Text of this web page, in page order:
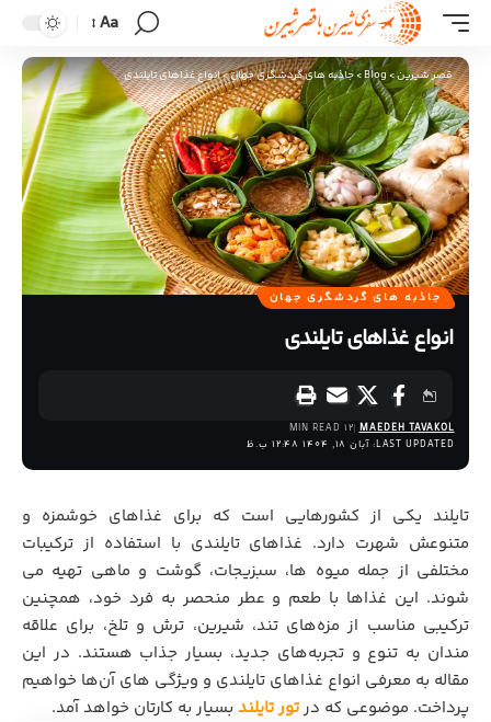
Aa
قصر شیرین>
Blog
>جاذبه های گردشگری جهان>انواع غذاهای تایلندی
جاذبه های گردشگری جهان
انواع غذاهای تایلندی
LAST UPDATED: آبان 18, 1404 12:48 ب.ظ
MAEDEH TAVAKOL
12 MIN READ
تایلند یکی از کشورهایی است که برای غذاهای خوشمزه و
متنوعش شهرت دارد. غذاهای تایلندی با استفاده از ترکیبات
مختلفی از جمله میوه ها، سبزیجات، گوشت و ماهی تهیه می‌
شوند. این غذاها با طعم و عطر منحصر به فرد خود، همچنین
ترکیبی مناسب از مزه‌های تند، شیرین، ترش و تلخ، برای علاقه
مندان به تنوع و تجربه‌های جدید، بسیار جذاب هستند. در این
مقاله به معرفی انواع غذاهای تایلندی و ویژگی‌ های آن‌ها خواهیم
پرداخت. موضوعی که درتور تایلند بسیار به کارتان خواهد آمد.